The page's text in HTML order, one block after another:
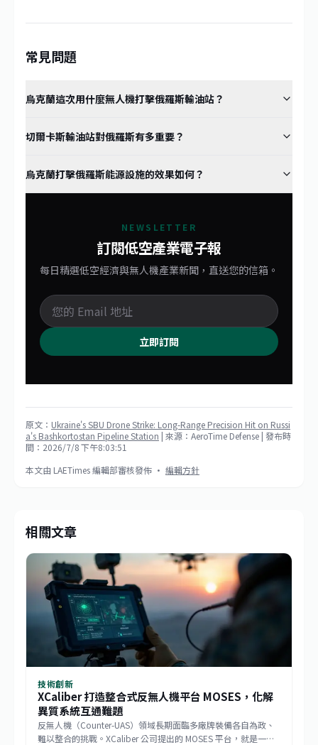
常見問題
烏克蘭這次用什麼無人機打擊俄羅斯輸油站？
切爾卡斯輸油站對俄羅斯有多重要？
烏克蘭打擊俄羅斯能源設施的效果如何？
NEWSLETTER
訂閱低空產業電子報
每日精選低空經濟與無人機產業新聞，直送您的信箱。
立即訂閱
原文： Ukraine's SBU Drone Strike: Long-Range Precision Hit on Russi
a's Bashkortostan Pipeline Station | 來源：AeroTime Defense | 發布時
間：2026/7/8 下午8:03:51
本文由 LAETimes 編輯部審核發佈 · 編輯方針
相關文章
技術創新
XCaliber 打造整合式反無人機平台 MOSES，化解
異質系統互通難題
反無人機（Counter-UAS）領域長期面臨多廠牌裝備各自為政、
難以整合的挑戰。XCaliber 公司提出的 MOSES 平台，就是一套